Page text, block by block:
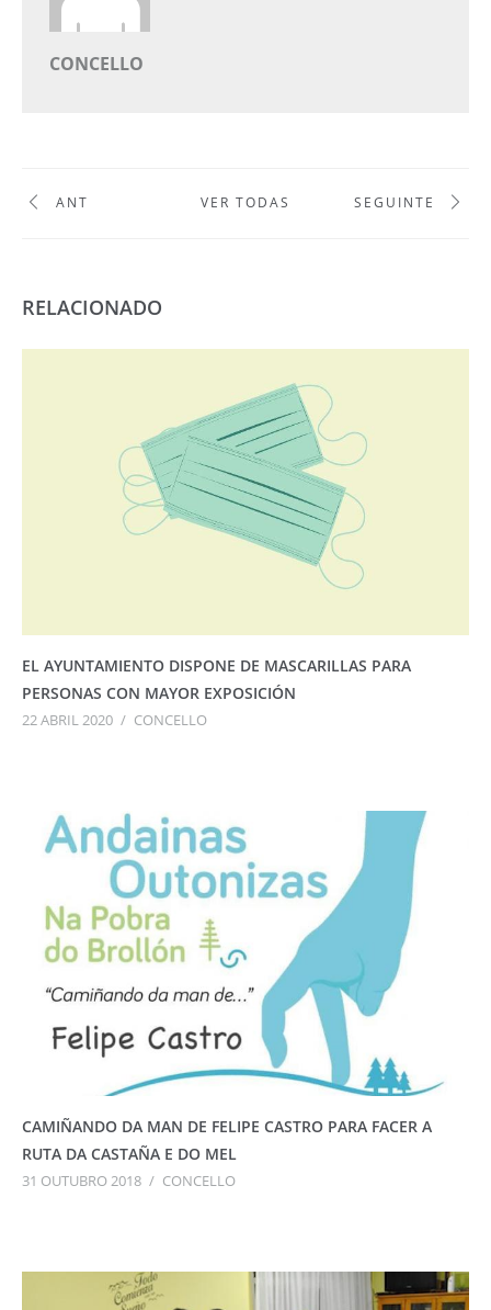
CONCELLO
ANT VER TODAS SEGUINTE
RELACIONADO
EL AYUNTAMIENTO DISPONE DE MASCARILLAS PARA
PERSONAS CON MAYOR EXPOSICIÓN
22 ABRIL 2020 / CONCELLO
CAMIÑANDO DA MAN DE FELIPE CASTRO PARA FACER A
RUTA DA CASTAÑA E DO MEL
31 OUTUBRO 2018 / CONCELLO